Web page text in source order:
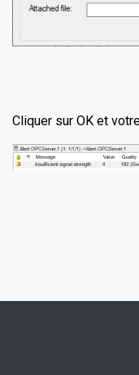
Cliquer sur OK et